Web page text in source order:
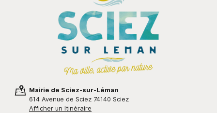
Mairie de Sciez-sur-Léman
614 Avenue de Sciez 74140 Sciez
Afficher un Itinéraire